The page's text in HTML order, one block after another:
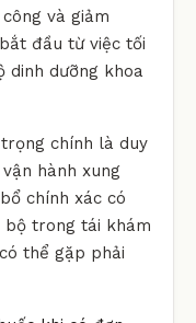
và giảm
đầu từ việc tối
dinh dưỡng khoa
chính là duy
hành xung
chính xác có
bộ trong tái khám
thể gặp phải